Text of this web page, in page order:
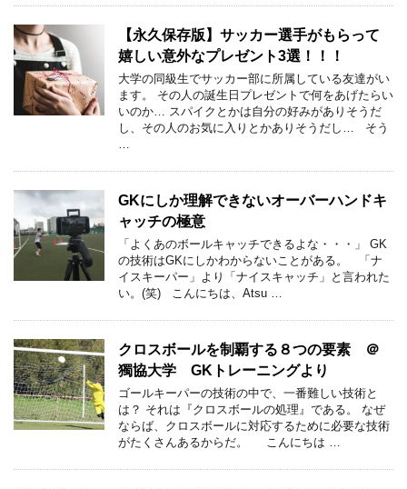
【永久保存版】サッカー選手がもらって
嬉しい意外なプレゼント3選！！！
大学の同級生でサッカー部に所属している友達がい
ます。 その人の誕生日プレゼントで何をあげたらい
いのか… スパイクとかは自分の好みがありそうだ
し、その人のお気に入りとかありそうだし… そう
GKにしか理解できないオーバーハンドキ
ャッチの極意
「よくあのボールキャッチできるよな・・・」 GK
の技術はGKにしかわからないことがある。 「ナ
イスキーパー」より「ナイスキャッチ」と言われた
い。(笑) こんにちは、Atsu …
クロスボールを制覇する８つの要素 ＠
獨協大学 GKトレーニングより
ゴールキーパーの技術の中で、一番難しい技術と
は？ それは『クロスボールの処理』である。 なぜ
ならば、クロスボールに対応するために必要な技術
がたくさんあるからだ。 こんにちは …